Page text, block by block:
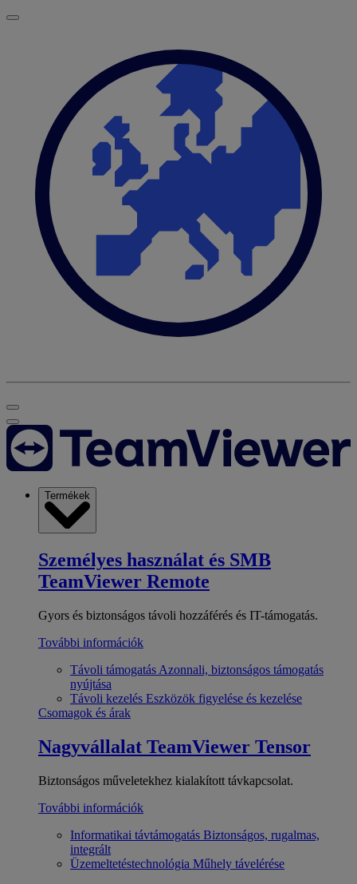
Termékek
Személyes használat és SMB
TeamViewer Remote
Gyors és biztonságos távoli hozzáférés és IT-támogatás.
További információk
Távoli támogatás Azonnali, biztonságos támogatás
nyújtása
Távoli kezelés Eszközök figyelése és kezelése
Csomagok és árak
Nagyvállalat TeamViewer Tensor
Biztonságos műveletekhez kialakított távkapcsolat.
További információk
Informatikai távtámogatás Biztonságos, rugalmas,
integrált
Üzemeltetéstechnológia Műhely távelérése